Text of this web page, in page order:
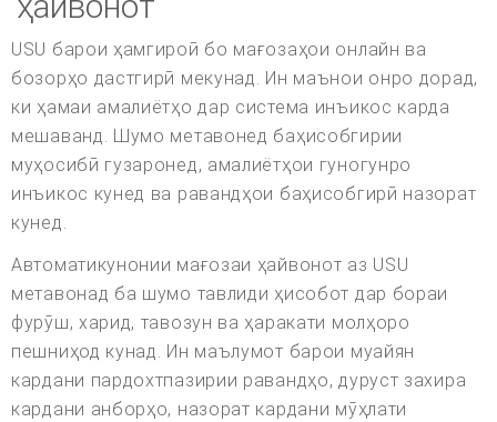
USU барои ҳамгироӣ бо мағозаҳои онлайн ва
бозорҳо дастгирӣ мекунад. Ин маънои онро дорад,
ки ҳамаи амалиётҳо дар система инъикос карда
мешаванд. Шумо метавонед баҳисобгирии
муҳосибӣ гузаронед, амалиётҳои гуногунро
инъикос кунед ва равандҳои баҳисобгирӣ назорат
кунед.
Автоматикунонии мағозаи ҳайвонот аз USU
метавонад ба шумо тавлиди ҳисобот дар бораи
фурӯш, харид, тавозун ва ҳаракати молҳоро
пешниҳод кунад. Ин маълумот барои муайян
кардани пардохтпазирии равандҳо, дуруст захира
кардани анборҳо, назорат кардани мӯҳлати